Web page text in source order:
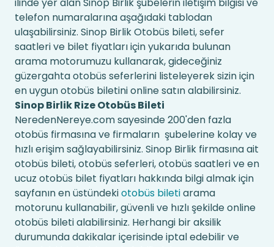
telefon numaralarına aşağıdaki tablodan
ulaşabilirsiniz. Sinop Birlik Otobüs bileti, sefer
saatleri ve bilet fiyatları için yukarıda bulunan
arama motorumuzu kullanarak, gideceğiniz
güzergahta otobüs seferlerini listeleyerek sizin için
en uygun otobüs biletini online satın alabilirsiniz.
Sinop Birlik Rize Otobüs Bileti
NeredenNereye.com sayesinde 200'den fazla
otobüs firmasına ve firmaların şubelerine kolay ve
hızlı erişim sağlayabilirsiniz. Sinop Birlik firmasına ait
otobüs bileti, otobüs seferleri, otobüs saatleri ve en
ucuz otobüs bilet fiyatları hakkında bilgi almak için
sayfanın en üstündekiotobüs biletiarama
motorunu kullanabilir, güvenli ve hızlı şekilde online
otobüs bileti alabilirsiniz. Herhangi bir aksilik
durumunda dakikalar içerisinde iptal edebilir ve